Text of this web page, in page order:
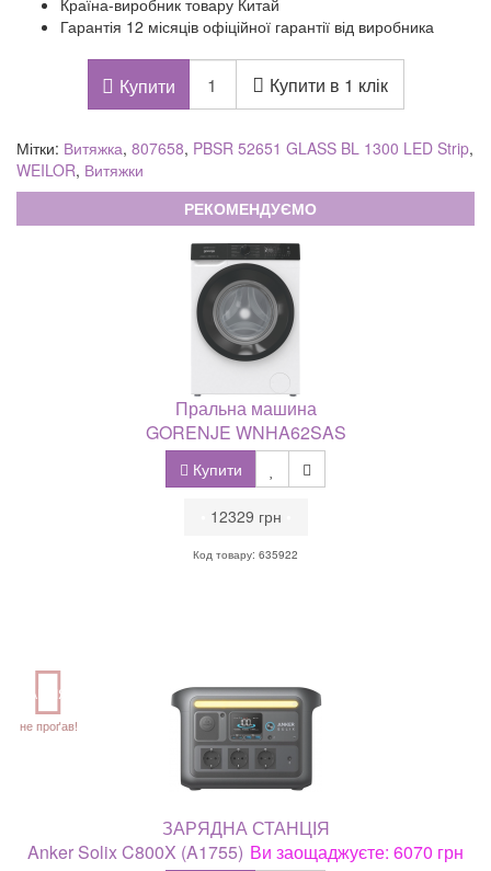
Країна-виробник товару Китай
Гарантія 12 місяців офіційної гарантії від виробника
Купити Купити в 1 клік
Мітки: Витяжка, 807658, PBSR 52651 GLASS BL 1300 LED Strip,
WEILOR, Витяжки
РЕКОМЕНДУЄМО
Пральна машина
GORENJE WNHA62SAS
Купити
12329 грн
Код товару: 635922
АКЦІЯ
не проґав!
ЗАРЯДНА СТАНЦІЯ
Anker Solix C800X (A1755) Ви заощаджуєте: 6070 грн